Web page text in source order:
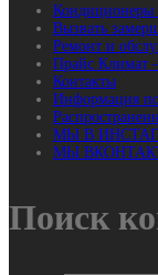
Кондиционеры
Вызвать
Ремонт и
Прайс
Контакты
Информация
МЫ В
МЫ
Поиск